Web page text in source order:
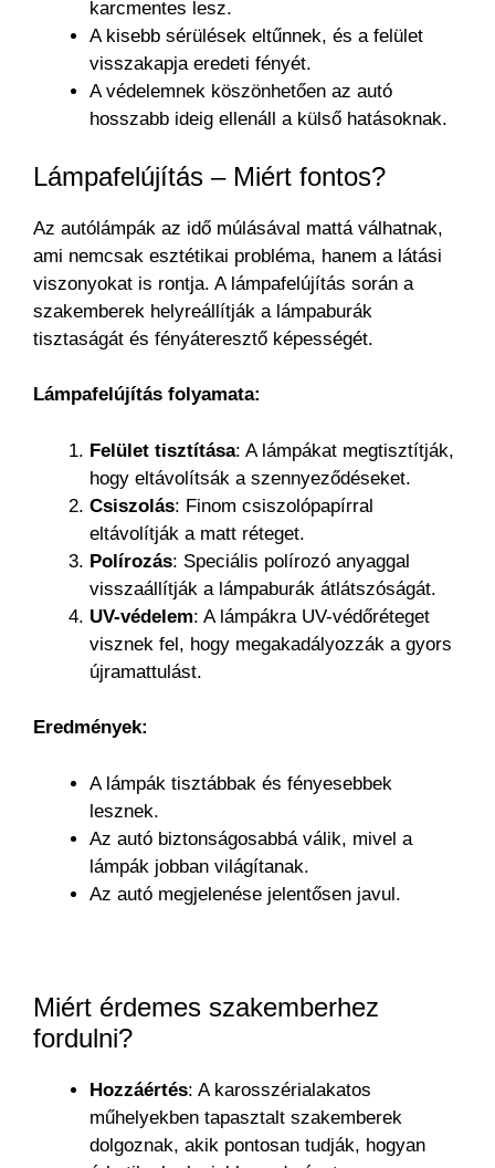
karcmentes lesz.
A kisebb sérülések eltűnnek, és a felület
visszakapja eredeti fényét.
A védelemnek köszönhetően az autó
hosszabb ideig ellenáll a külső hatásoknak.
Lámpafelújítás – Miért fontos?
Az autólámpák az idő múlásával mattá válhatnak,
ami nemcsak esztétikai probléma, hanem a látási
viszonyokat is rontja. A lámpafelújítás során a
szakemberek helyreállítják a lámpaburák
tisztaságát és fényáteresztő képességét.
Lámpafelújítás folyamata:
Felület tisztítása: A lámpákat megtisztítják,
hogy eltávolítsák a szennyeződéseket.
Csiszolás: Finom csiszolópapírral
eltávolítják a matt réteget.
Polírozás: Speciális polírozó anyaggal
visszaállítják a lámpaburák átlátszóságát.
UV-védelem: A lámpákra UV-védőréteget
visznek fel, hogy megakadályozzák a gyors
újramattulást.
Eredmények:
A lámpák tisztábbak és fényesebbek
lesznek.
Az autó biztonságosabbá válik, mivel a
lámpák jobban világítanak.
Az autó megjelenése jelentősen javul.
Miért érdemes szakemberhez
fordulni?
Hozzáértés: A karosszérialakatos
műhelyekben tapasztalt szakemberek
dolgoznak, akik pontosan tudják, hogyan